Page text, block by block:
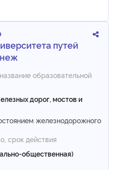
путей
образовательной
дорог, мостов и
железнодорожного
срок действия
общественная)